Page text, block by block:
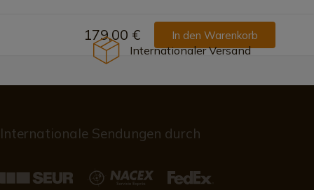
179,00 € In den Warenkorb
Internationaler Versand
Internationale Sendungen durch